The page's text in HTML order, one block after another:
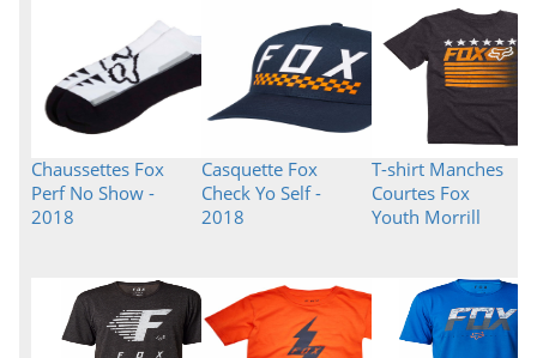
Chaussettes Fox
Perf No Show -
2018
Casquette Fox
Check Yo Self -
2018
T-shirt Manches
Courtes Fox
Youth Morrill